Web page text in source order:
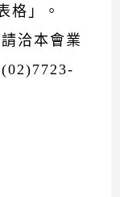
格」。
洽本會業